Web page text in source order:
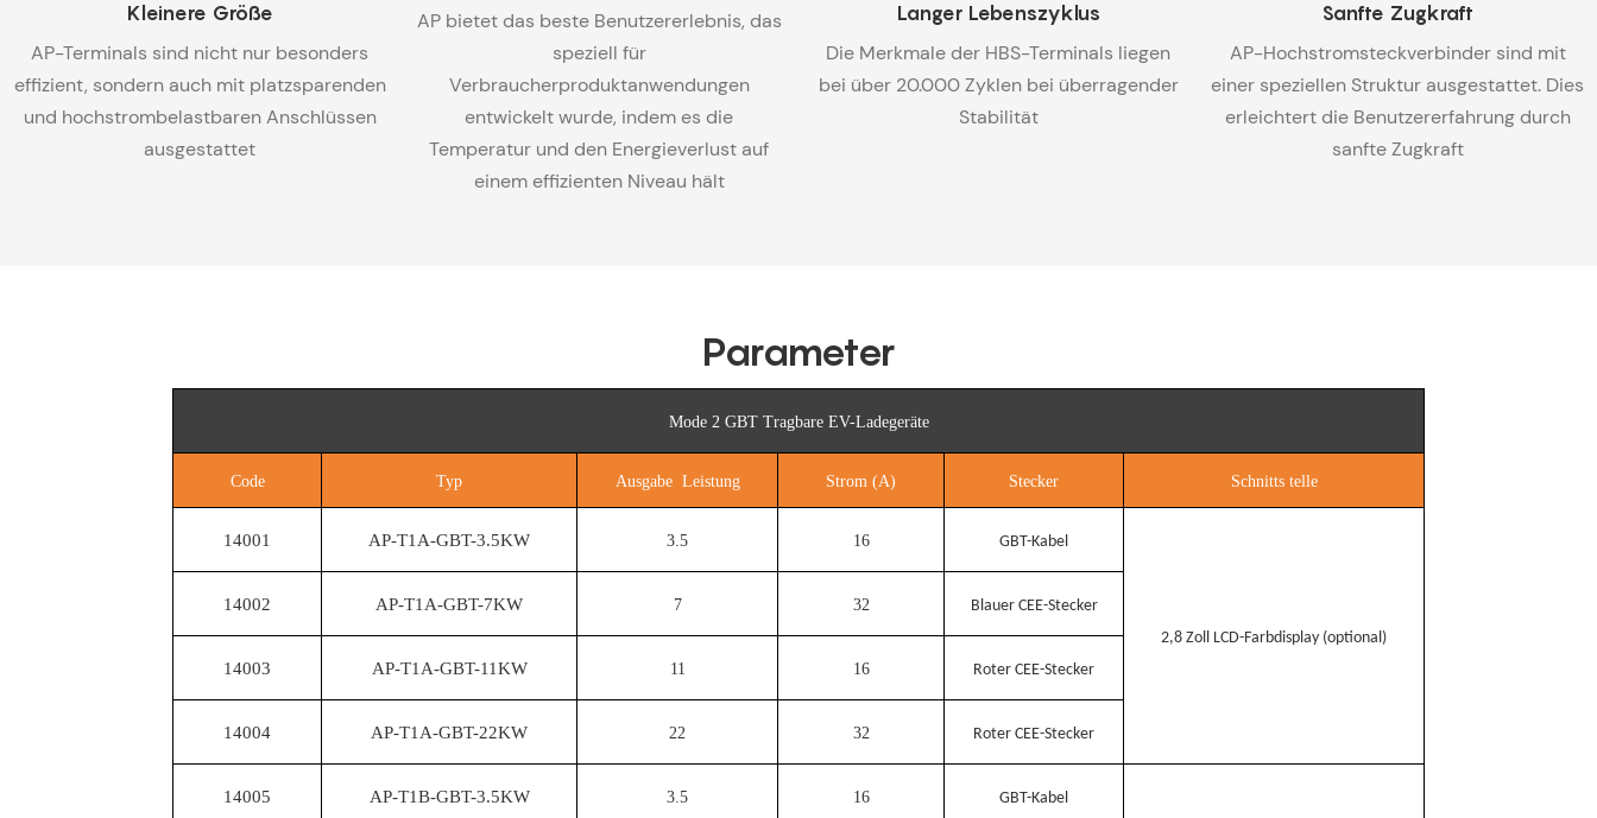
Kleinere Größe
AP-Terminals sind nicht nur besonders
effizient, sondern auch mit platzsparenden
und hochstrombelastbaren Anschlüssen
ausgestattet
AP bietet das beste Benutzererlebnis, das
speziell für
Verbraucherproduktanwendungen
entwickelt wurde, indem es die
Temperatur und den Energieverlust auf
einem effizienten Niveau hält
Langer Lebenszyklus
Die Merkmale der HBS-Terminals liegen
bei über 20.000 Zyklen bei überragender
Stabilität
Sanfte Zugkraft
AP-Hochstromsteckverbinder sind mit
einer speziellen Struktur ausgestattet. Dies
erleichtert die Benutzererfahrung durch
sanfte Zugkraft
Parameter
Mode 2 GBT Tragbare EV-Ladegeräte
Code Typ Ausgabe Leistung Strom (A) Stecker Schnitts telle
14001 AP-T1A-GBT-3.5KW 3.5 16 GBT-Kabel
2,8 Zoll LCD-Farbdisplay (optional)
14002 AP-T1A-GBT-7KW 7 32 Blauer CEE-Stecker
14003 AP-T1A-GBT-11KW 11 16 Roter CEE-Stecker
14004 AP-T1A-GBT-22KW 22 32 Roter CEE-Stecker
14005 AP-T1B-GBT-3.5KW 3.5 16 GBT-Kabel